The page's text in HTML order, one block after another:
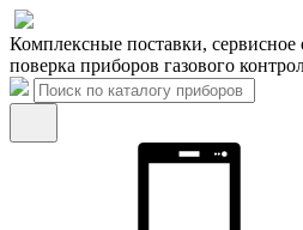
Комплексные поставки,
поверка приборов газового